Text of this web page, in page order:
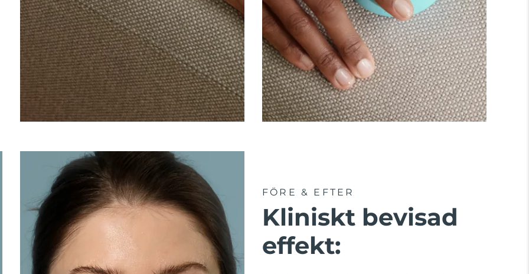
FÖRE & EFTER
Kliniskt bevisad
effekt: